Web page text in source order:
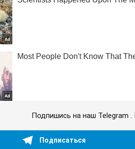
Подпишись на наш Telegram
Подписаться